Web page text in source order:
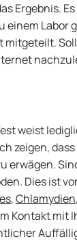
Ergebnis.
einem Labor
mitgeteilt.
weist
zeigen,
erwägen.
Dies ist
,Chlamydien
Kontakt mit